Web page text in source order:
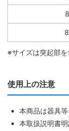
※サイズは突起部を
使用上の注意
本商品は器具
本取扱説明書